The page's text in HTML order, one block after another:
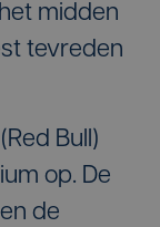
midden
tevreden
Bull)
op. De
de